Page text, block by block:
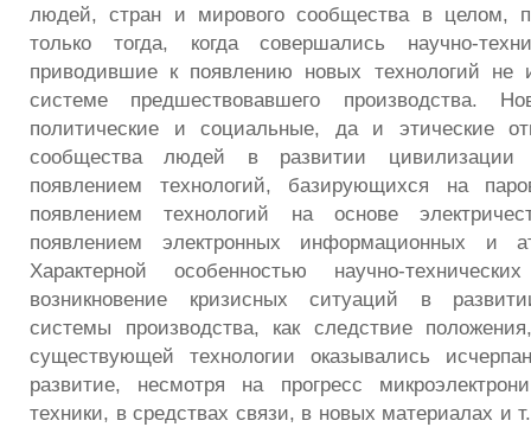
людей, стран и мирового сообщества в целом,
только тогда, когда совершались научно-
приводившие к появлению новых технологий не
системе предшествовавшего производства.
политические и социальные, да и этические
сообщества людей в развитии
появлением технологий, базирующихся на
появлением технологий на основе
появлением электронных информационных и
Характерной особенностью научно-
возникновение кризисных ситуаций в
системы производства, как следствие
существующей технологии оказывались
развитие, несмотря на прогресс
техники, в средствах связи, в новых материалах и